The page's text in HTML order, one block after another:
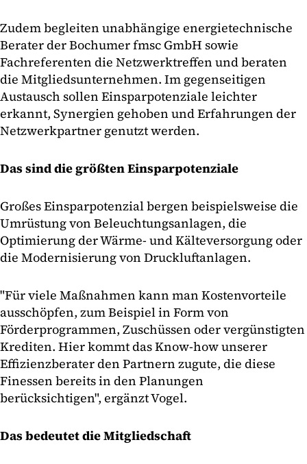
Zudem begleiten unabhängige energietechnische
Berater der Bochumer fmsc GmbH sowie
Fachreferenten die Netzwerktreffen und beraten
die Mitgliedsunternehmen. Im gegenseitigen
Austausch sollen Einsparpotenziale leichter
erkannt, Synergien gehoben und Erfahrungen der
Netzwerkpartner genutzt werden.
Das sind die größten Einsparpotenziale
Großes Einsparpotenzial bergen beispielsweise die
Umrüstung von Beleuchtungsanlagen, die
Optimierung der Wärme- und Kälteversorgung oder
die Modernisierung von Druckluftanlagen.
"Für viele Maßnahmen kann man Kostenvorteile
ausschöpfen, zum Beispiel in Form von
Förderprogrammen, Zuschüssen oder vergünstigten
Krediten. Hier kommt das Know-how unserer
Effizienzberater den Partnern zugute, die diese
Finessen bereits in den Planungen
berücksichtigen", ergänzt Vogel.
Das bedeutet die Mitgliedschaft